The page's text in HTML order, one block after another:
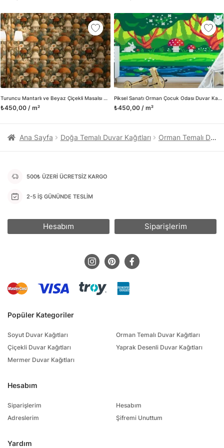
Turuncu Mantarlı ve Beyaz Çiçekli Masalsı Orman Duvar Kağıdı, Çocuk Odası İçin Fantastik Doğa Duvar Posteri
₺450,00 / m²
Piksel Sanatı Orman Çocuk Odası Duvar Kağıdı, Büyülü Orman Piksel Sanatı 3D Duvar Posteri
₺450,00 / m²
üretimini ve satışını yapmaktadır. Duvar tasarımının önemini
biliyor ve evin en kritik dekorasyon alanı olduğunu kabul
ediyoruz. Bu nedenle ürün yelpazemizi sürekli genişletiyor ve
trendlere ayak uydurmanın yanı sıra yeni trendlerin oluşumunda
da öncü rol üstleniyoruz.
Herhangi bir soru ya da sorununuz olursa bizimle iletişime
geçebilirsiniz.
Ana Sayfa Doğa Temalı Duvar Kağıtları Orman Temalı Duvar Kağıtları
Popüler Kategoriler
Soyut Duvar Kağıtları
Çiçekli Duvar Kağıtları
Mermer Duvar Kağıtları
Orman Temalı Duvar Kağıtları
Yaprak Desenli Duvar Kağıtları
Hesabım
Siparişlerim
Adreslerim
Hesabım
Şifremi Unuttum
Yardım
500₺ ÜZERİ ÜCRETSİZ KARGO
2-5 İŞ GÜNÜNDE TESLİM
Hesabım Siparişlerim